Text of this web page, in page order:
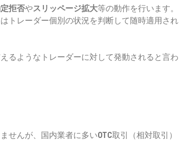
拒否やスリッページ拡大等の動作を行います。
トレーダー個別の状況を判断して随時適用され
るようなトレーダーに対して発動されると言わ
せんが、国内業者に多いOTC取引（相対取引）